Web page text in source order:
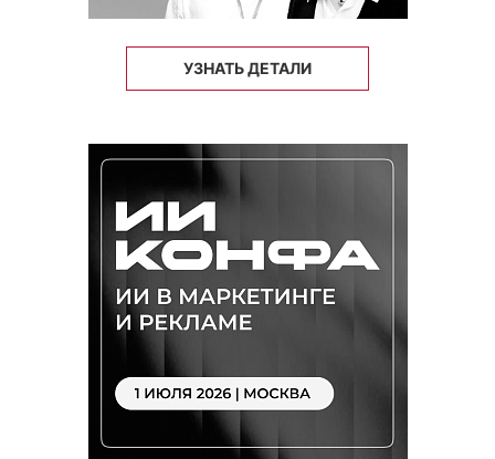
УЗНАТЬ ДЕТАЛИ